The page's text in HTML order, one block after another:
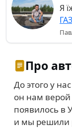
Я
Про
До этого у
он нам
появилось в
и мы решили